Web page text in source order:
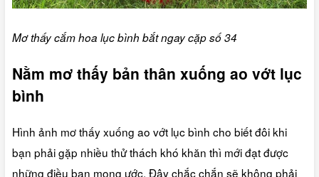
Mơ thấy cắm hoa lục bình bắt ngay cặp số 34
Nằm mơ thấy bản thân xuống ao vớt lục
bình
Hình ảnh mơ thấy xuống ao vớt lục bình cho biết đôi khi
bạn phải gặp nhiều thử thách khó khăn thì mới đạt được
những điều bạn mong ước. Đây chắc chắn sẽ không phải